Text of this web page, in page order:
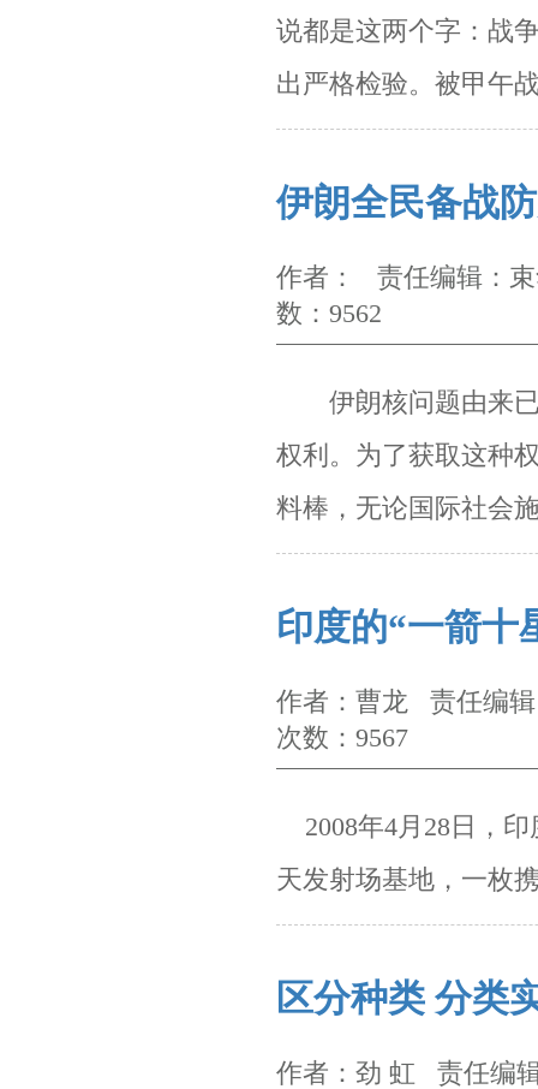
说都是这两个字：战
出严格检验。被甲午
伊朗全民备战
作者： 责任编辑：
数：9562
伊朗核问题由来
权利。 为了获取这种
料棒，无论国际社会
印度的“一箭十
作者：曹龙 责任编
次数：9567
2008年4月 28 日，
天发射场基地，一枚
区分种类 分
作者：劲 虹 责任编